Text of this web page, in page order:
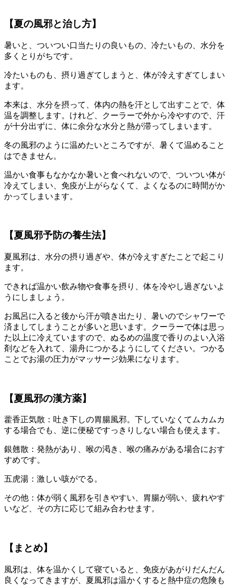
【夏の風邪と治し方】
暑いと、ついつい口当たりの良いもの、冷たいもの、水分を
多くとりがちです。
冷たいものも、摂り過ぎてしまうと、体が冷えすぎてしまい
ます。
本来は、水分を摂って、体内の熱を汗として出すことで、体
温を調整します。けれど、クーラーで外から冷やすので、汗
が十分出ずに、体に余分な水分と熱が滞ってしまいます。
冬の風邪のように温めたいところですが、暑くて温めること
はできません。
温かい食事もなかなか暑いと食べれないので、ついつい体が
冷えてしまい、免疫が上がらなくて、よくなるのに時間がか
かってしまいます。
【夏風邪予防の養生法】
夏風邪は、水分の摂り過ぎや、体が冷えすぎたことで起こり
ます。
できれば温かい飲み物や食事を摂り、体を冷やし過ぎないよ
うにしましょう。
お風呂に入ると後から汗が噴き出たり、暑いのでシャワーで
済ましてしまうことが多いと思います。クーラーで体は思っ
た以上に冷えていますので、ぬるめの温度で香りのよい入浴
剤などを入れて、湯舟につかるようにしてください。つかる
ことでお湯の圧力がマッサージ効果になります。
【夏風邪の漢方薬】
藿香正気散：吐き下しの胃腸風邪。下していなくてムカムカ
する場合でも、逆に便秘ですっきりしない場合も使えます。
銀翹散：発熱があり、喉の渇き、喉の痛みがある場合におす
すめです。
五虎湯：激しい咳がでる。
その他：体が弱く風邪を引きやすい、胃腸が弱い、疲れやす
いなど、その方に応じて組み合わせます。
【まとめ】
風邪は、体を温かくして寝ていると、免疫があがりだんだん
良くなってきますが、夏風邪は温かくすると熱中症の危険も